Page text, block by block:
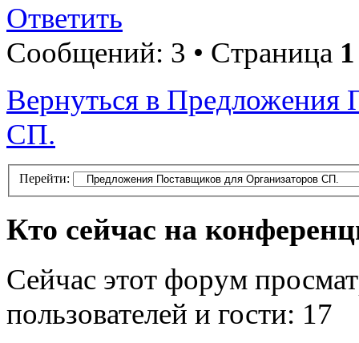
Ответить
Сообщений: 3 • Страница 1
Вернуться в Предложения
СП.
Перейти:
Кто сейчас на
Сейчас этот форум
пользователей и гости: 17